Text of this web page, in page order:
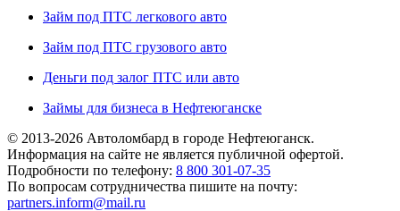
Займ под ПТС легкового авто
Займ под ПТС грузового авто
Деньги под залог ПТС или авто
Займы для бизнеса в Нефтеюганске
© 2013-2026 Автоломбард в городе Нефтеюганск.
Информация на сайте не является публичной офертой.
Подробности по телефону: 8 800 301-07-35
По вопросам сотрудничества пишите на почту:
partners.inform@mail.ru